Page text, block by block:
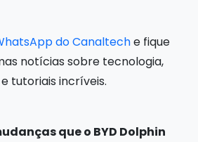
do Canalteche fique
notícias sobre tecnologia,
tutoriais incríveis.
que o BYD Dolphin